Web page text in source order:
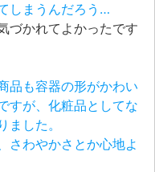
しまうんだろう…
づかれてよかったです
品も容器の形がかわい
すが、化粧品としてな
した。
さわやかさとか心地よ